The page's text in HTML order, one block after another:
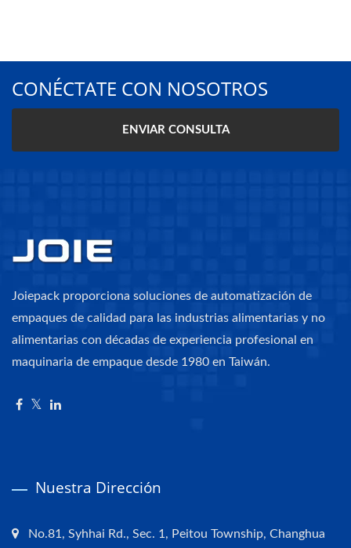
CONÉCTATE CON NOSOTROS
ENVIAR CONSULTA
Joiepack proporciona soluciones de automatización de
empaques de calidad para las industrias alimentarias y no
alimentarias con décadas de experiencia profesional en
maquinaria de empaque desde 1980 en Taiwán.
Nuestra Dirección
No.81, Syhhai Rd., Sec. 1, Peitou Township, Changhua